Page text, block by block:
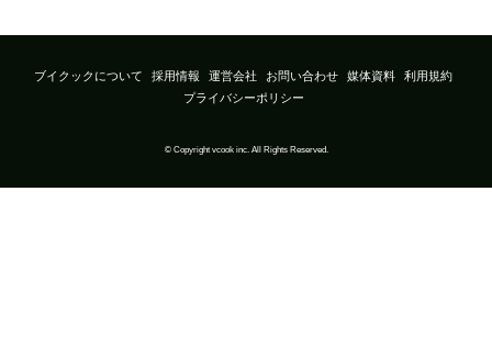
ブイクックについて 採用情報 運営会社 お問い合わせ 媒体資料
利用規約
プライバシーポリシー
© Copyright vcook inc. All Rights Reserved.